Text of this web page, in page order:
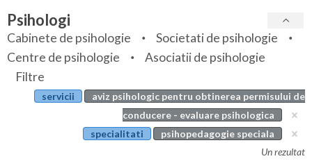
Bihor
Bistrita-Nasaud
Botosani
Specialitati
Servicii
Articole
Evenimente
Psihologi
Cabinete de psihologie
Societati de psihologie
Centre de psihologie
Asociatii de psihologie
Filtre
servicii
aviz psihologic pentru obtinerea permisului de
conducere - evaluare psihologica
specialitati
psihopedagogie speciala
Un rezultat